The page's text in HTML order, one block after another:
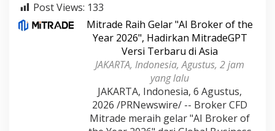
Post Views: 133
Mitrade Raih Gelar "AI Broker of the
Year 2026", Hadirkan MitradeGPT
Versi Terbaru di Asia
JAKARTA, Indonesia, Agustus, 2 jam
yang lalu
JAKARTA, Indonesia, 6 Agustus,
2026 /PRNewswire/ -- Broker CFD
Mitrade meraih gelar "AI Broker of